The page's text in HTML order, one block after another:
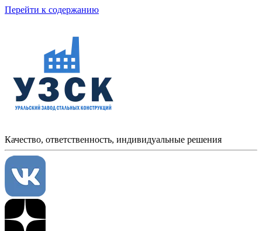
Перейти к содержанию
Качество, ответственность, индивидуальные решения